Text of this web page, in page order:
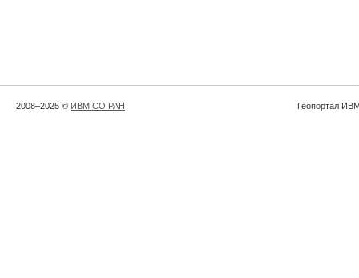
2008–2025 © ИВМ СО РАН Геопортал